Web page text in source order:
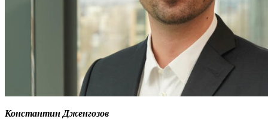
Константин Дженгозов